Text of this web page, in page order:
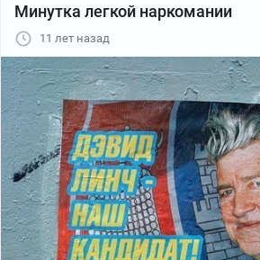
Минутка легкой наркомании
11 лет назад